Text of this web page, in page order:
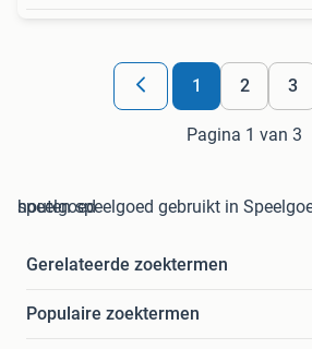
1 2 3
Pagina 1 van 3
houten speelgoed gebruikt in Speelgoed | Houten speelgoed
Gerelateerde zoektermen
Populaire zoektermen